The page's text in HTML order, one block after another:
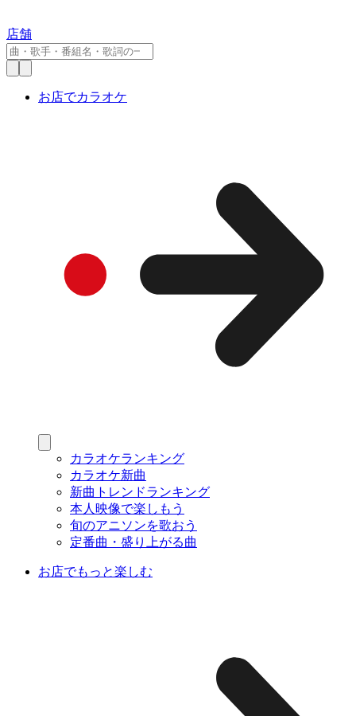
店舗
お店でカラオケ
カラオケランキング
カラオケ新曲
新曲トレンドランキング
本人映像で楽しもう
旬のアニソンを歌おう
定番曲・盛り上がる曲
お店でもっと楽しむ